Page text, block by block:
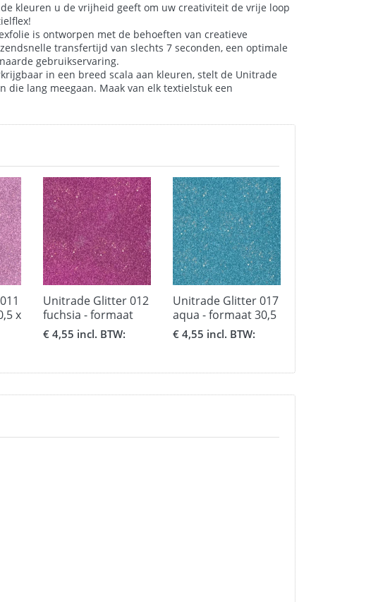
kleuren u de vrijheid geeft om uw creativiteit de vrije loop
is ontworpen met de behoeften van creatieve
transfertijd van slechts 7 seconden, een optimale
gebruikservaring.
in een breed scala aan kleuren, stelt de Unitrade
lang meegaan. Maak van elk textielstuk een
x
Unitrade Glitter 012
fuchsia - formaat
30,5 x 50 cm.
€ 4,55 incl. BTW:
Unitrade Glitter 017
aqua - formaat 30,5
x 50 cm.
€ 4,55 incl. BTW: